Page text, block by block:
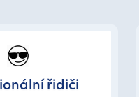
řidiči